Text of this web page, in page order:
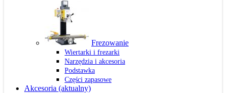
Frezowanie
Wiertarki i frezarki
Narzędzia i akcesoria
Podstawka
Części zapasowe
Akcesoria (aktualny)